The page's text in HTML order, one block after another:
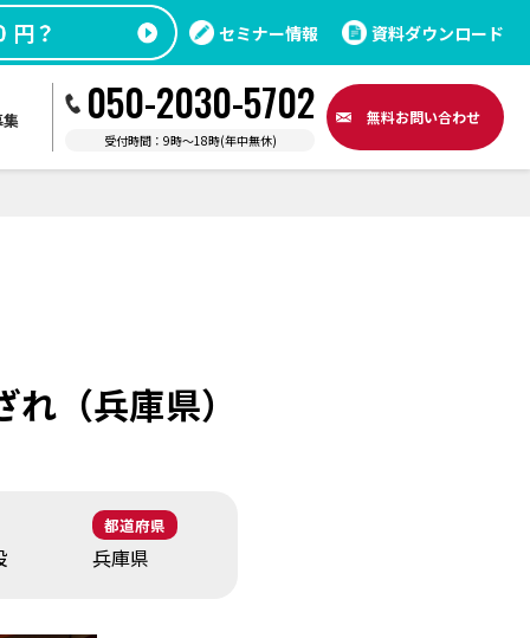
セミナー情報 資料ダウンロード
050-2030-5702
受付時間：9時〜18時(年中無休)
無料お問い合わせ
（兵庫県）
都道府県
兵庫県